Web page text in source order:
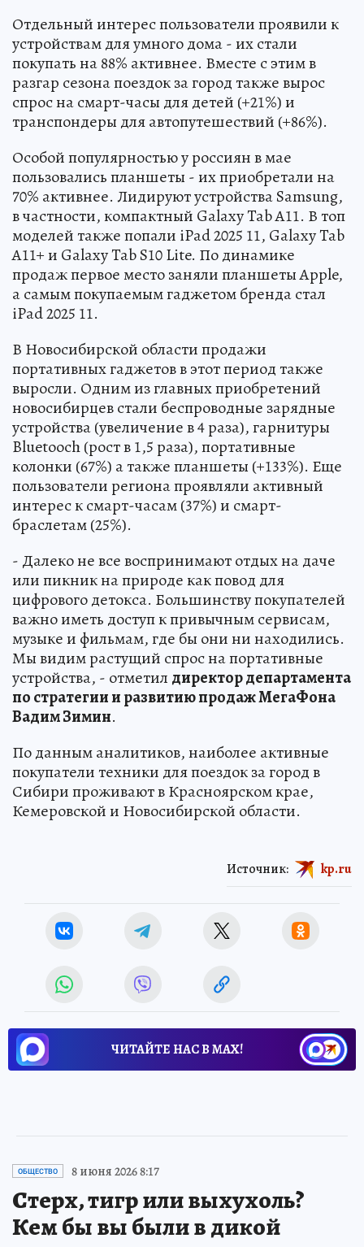
Отдельный интерес пользователи проявили к
устройствам для умного дома - их стали
покупать на 88% активнее. Вместе с этим в
разгар сезона поездок за город также вырос
спрос на смарт-часы для детей (+21%) и
транспондеры для автопутешествий (+86%).
Особой популярностью у россиян в мае
пользовались планшеты - их приобретали на
70% активнее. Лидируют устройства Samsung,
в частности, компактный Galaxy Tab A11. В топ
моделей также попали iPad 2025 11, Galaxy Tab
A11+ и Galaxy Tab S10 Lite. По динамике
продаж первое место заняли планшеты Apple,
а самым покупаемым гаджетом бренда стал
iPad 2025 11.
В Новосибирской области продажи
портативных гаджетов в этот период также
выросли. Одним из главных приобретений
новосибирцев стали беспроводные зарядные
устройства (увеличение в 4 раза), гарнитуры
Bluetooch (рост в 1,5 раза), портативные
колонки (67%) а также планшеты (+133%). Еще
пользователи региона проявляли активный
интерес к смарт-часам (37%) и смарт-
браслетам (25%).
- Далеко не все воспринимают отдых на даче
или пикник на природе как повод для
цифрового детокса. Большинству покупателей
важно иметь доступ к привычным сервисам,
музыке и фильмам, где бы они ни находились.
Мы видим растущий спрос на портативные
устройства, - отметил директор департамента
по стратегии и развитию продаж МегаФона
Вадим Зимин.
По данным аналитиков, наиболее активные
покупатели техники для поездок за город в
Сибири проживают в Красноярском крае,
Кемеровской и Новосибирской области.
Источник: kp.ru
ЧИТАЙТЕ НАС В МАХ!
ОБЩЕСТВО 8 июня 2026 8:17
Стерх, тигр или выхухоль?
Кем бы вы были в дикой